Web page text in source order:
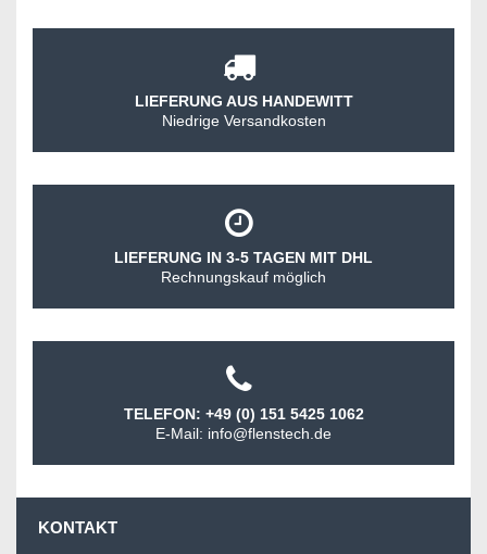
LIEFERUNG AUS HANDEWITT
Niedrige Versandkosten
LIEFERUNG IN 3-5 TAGEN MIT DHL
Rechnungskauf möglich
TELEFON: +49 (0) 151 5425 1062
E-Mail: info@flenstech.de
KONTAKT